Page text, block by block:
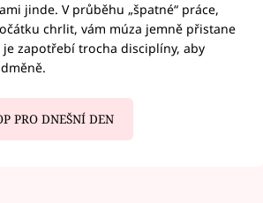
jinde. V průběhu „špatné“ práce,
chrlit, vám múza jemně přistane
zapotřebí trocha disciplíny, aby
PRO DNEŠNÍ DEN